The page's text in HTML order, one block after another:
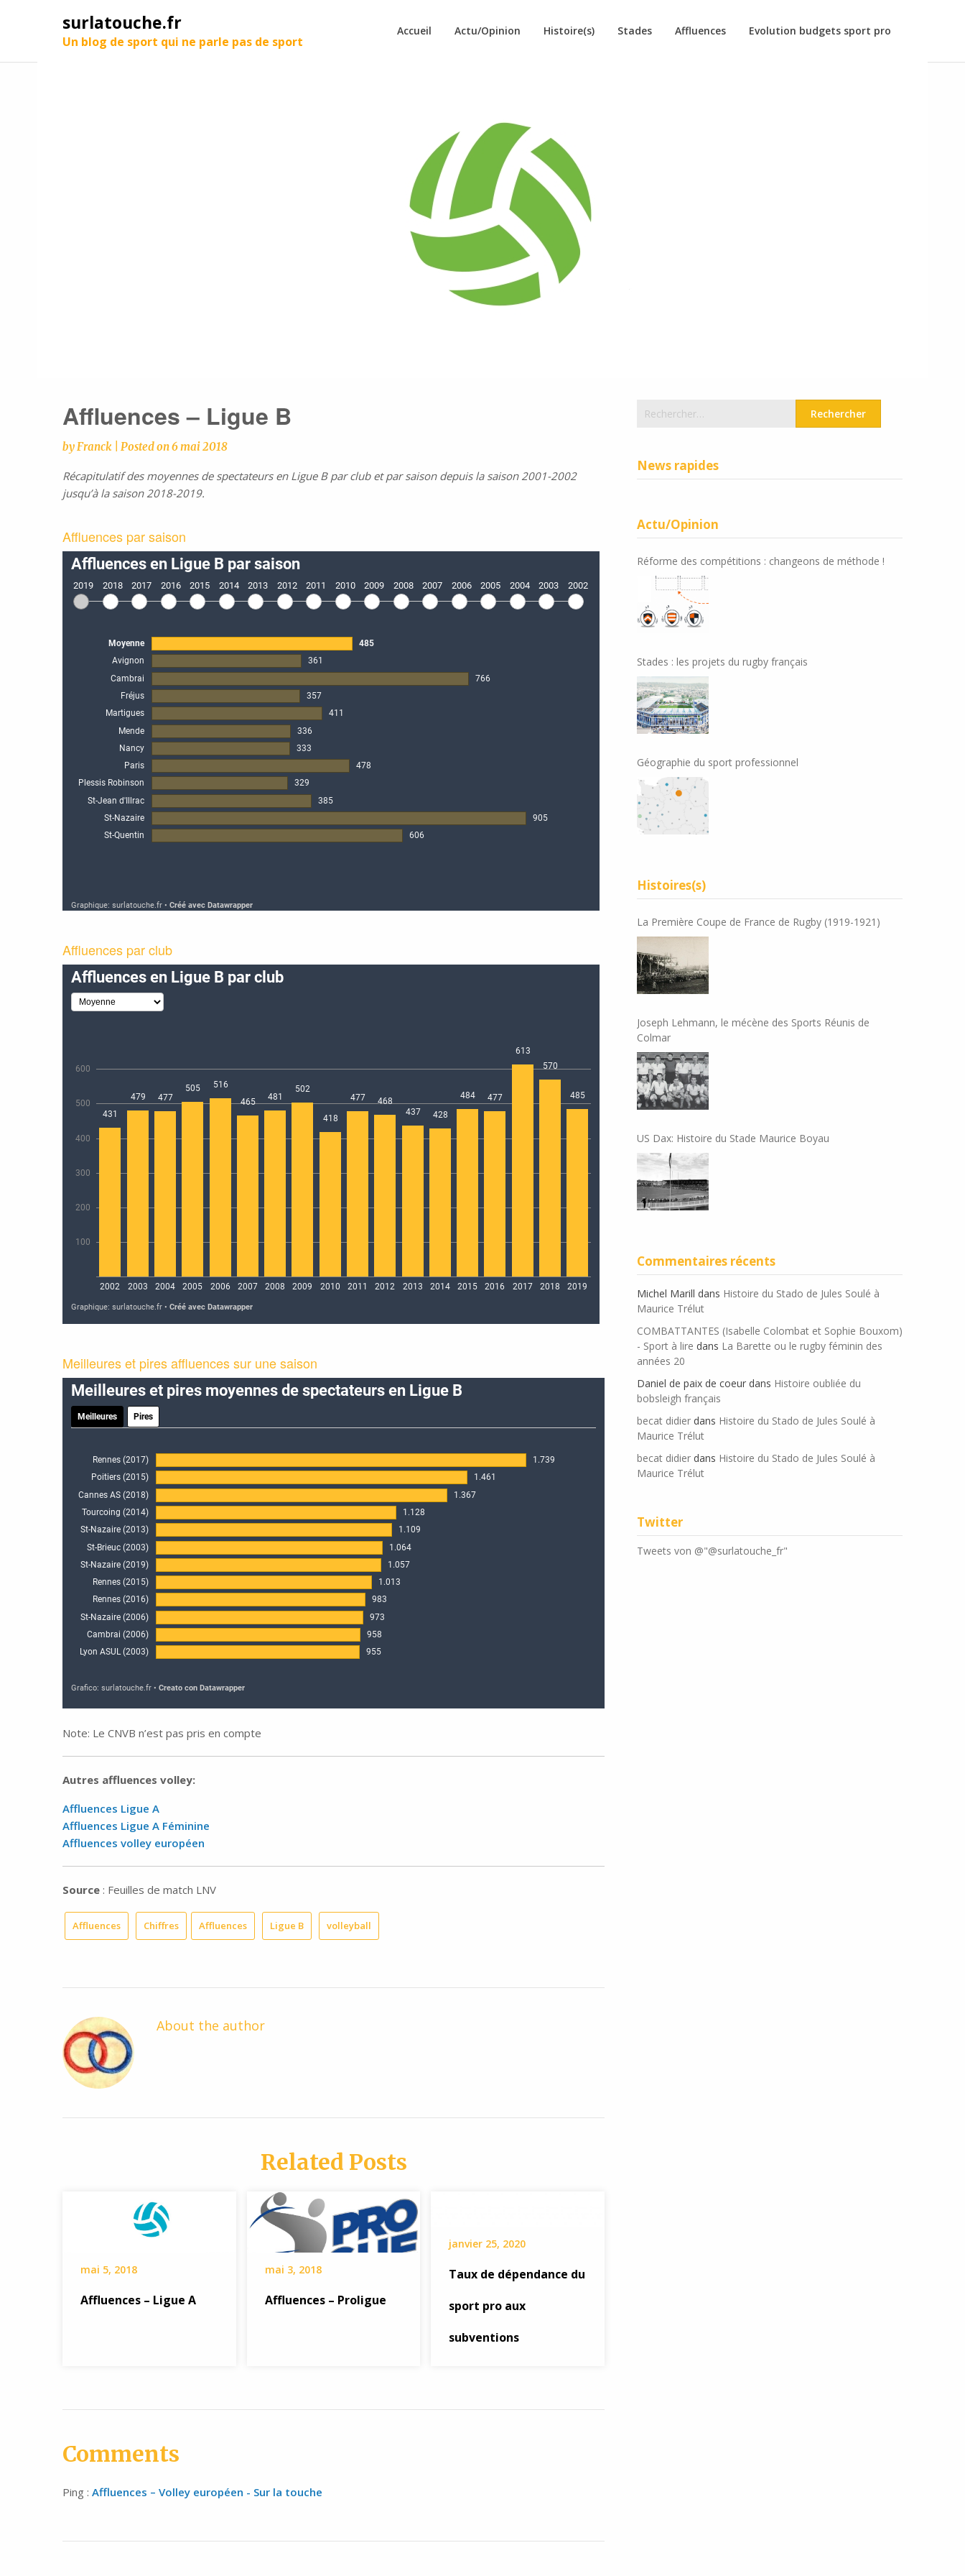
surlatouche.fr
Un blog de sport qui ne parle pas de sport
Accueil Actu/Opinion Histoire(s) Stades Affluences Evolution budgets sport pro
Affluences – Ligue B
byFranck Posted on6 mai 2018
Récapitulatif des moyennes de spectateurs en Ligue B par club et par saison depuis la saison 2001-2002
jusqu’à la saison 2018-2019.
Affluences par saison
Affluences par club
Meilleures et pires affluences sur une saison
Note: Le CNVB n’est pas pris en compte
Autres affluences volley:
Affluences Ligue A
Affluences Ligue A Féminine
Affluences volley européen
Source : Feuilles de match LNV
Affluences Chiffres Affluences Ligue B volleyball
About the author
Related Posts
mai 5, 2018
Affluences – Ligue A
mai 3, 2018
Affluences – Proligue
janvier 25, 2020
Taux de dépendance du
sport pro aux
subventions
Comments
Ping : Affluences – Volley européen - Sur la touche
Rechercher :
News rapides
Actu/Opinion
Réforme des compétitions : changeons de méthode !
Stades : les projets du rugby français
Géographie du sport professionnel
Histoires(s)
La Première Coupe de France de Rugby (1919-1921)
Joseph Lehmann, le mécène des Sports Réunis de
Colmar
US Dax: Histoire du Stade Maurice Boyau
Commentaires récents
Michel Marill dans Histoire du Stado de Jules Soulé à
Maurice Trélut
COMBATTANTES (Isabelle Colombat et Sophie Bouxom)
- Sport à lire dans La Barette ou le rugby féminin des
années 20
Daniel de paix de coeur dans Histoire oubliée du
bobsleigh français
becat didier dans Histoire du Stado de Jules Soulé à
Maurice Trélut
becat didier dans Histoire du Stado de Jules Soulé à
Maurice Trélut
Twitter
Tweets von @"@surlatouche_fr"